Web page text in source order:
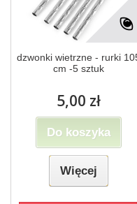
dzwonki wietrzne - rurki
cm -5 sztuk
5,00 zł
Do koszyka
Więcej